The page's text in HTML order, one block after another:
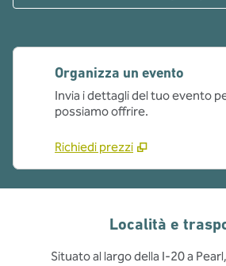
Organizza un evento
Invia i dettagli del tuo evento
possiamo offrire.
Richiedi prezzi
Località e
Situato al largo della I-20 a